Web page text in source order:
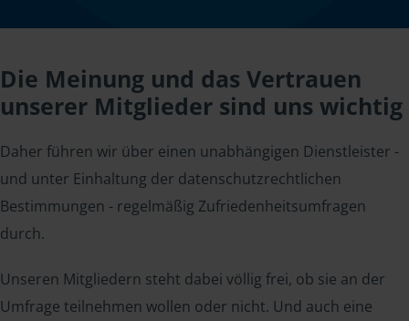
Die Meinung und das Vertrauen
unserer Mitglieder sind uns wichtig
Daher führen wir über einen unabhängigen Dienstleister -
und unter Einhaltung der datenschutzrechtlichen
Bestimmungen - regelmäßig Zufriedenheitsumfragen
durch.
Unseren Mitgliedern steht dabei völlig frei, ob sie an der
Umfrage teilnehmen wollen oder nicht. Und auch eine